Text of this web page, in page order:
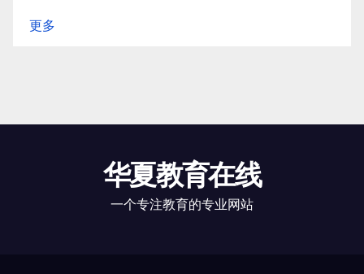
更多
华夏教育在线
一个专注教育的专业网站